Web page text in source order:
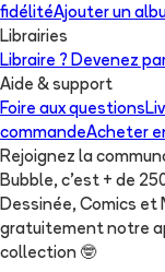
fidélitéAjouter un
Librairies
Libraire ? Devenez
Aide & support
Foire aux questions
commandeAcheter
Rejoignez la
Bubble, c'est + de
Dessinée, Comics
gratuitement notre
collection 🤓